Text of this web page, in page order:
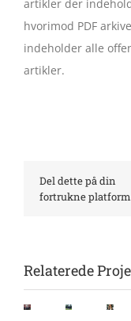
artikler der
hvorimod PDF
indeholder alle
artikler.
Del dette på din
fortrukne platform
Relaterede
Barak
80